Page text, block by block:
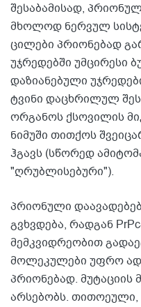
შესაბამისად,
მხოლოდ ნერვულ
ცილები პრიონებად
უჯრედებში უმცირესი
დაზიანებული
ტვინი დაცხრილულ
ორგანოს ქსოვილის
ნიმუში თითქოს
ჰგავს (სწორედ
"ღრუბლისებური").
პრიონული
გვხვდება, რადგან
მემკვიდრეობით
მოლეკულები უფრო
პრიონებად. მუტაციის
არსებობს.